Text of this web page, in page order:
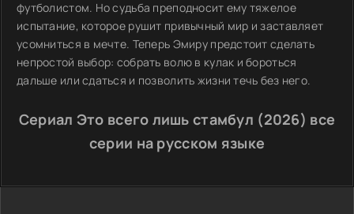
футболистом. Но судьба преподносит ему тяжелое
испытание, которое рушит привычный мир и заставляет
усомниться в мечте. Теперь Эмиру предстоит сделать
непростой выбор: собрать волю в кулак и бороться
дальше или сдаться и позволить жизни течь без него.
Сериал Это всего лишь стамбул (2026) все
серии на русском языке